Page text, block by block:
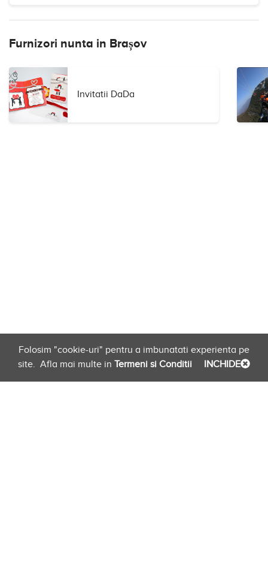
Furnizori nunta in Brașov
Invitatii DaDa
Folosim "cookie-uri" pentru a imbunatati experienta pe
site. Afla mai multe in Termeni si Conditii INCHIDE